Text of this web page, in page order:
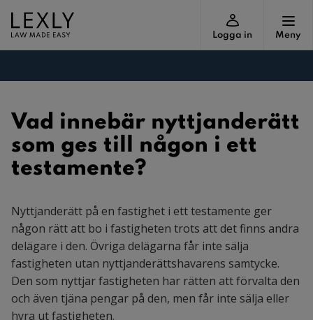
Logga in Meny
Vad innebär nyttjanderätt
som ges till någon i ett
testamente?
Nyttjanderätt på en fastighet i ett testamente ger
någon rätt att bo i fastigheten trots att det finns andra
delägare i den. Övriga delägarna får inte sälja
fastigheten utan nyttjanderättshavarens samtycke.
Den som nyttjar fastigheten har rätten att förvalta den
och även tjäna pengar på den, men får inte sälja eller
hyra ut fastigheten.